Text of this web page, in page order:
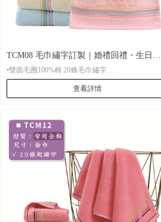
TCM08 毛巾繡字訂製｜婚禮回禮・生日繡
名小批量專用
•雙面毛圈100%棉 20條毛巾繡字
•材 質： 雙面毛圈100%棉
•尺 寸：固定尺寸35*75CM，圖中顏色選擇
•包 裝： 每條全新獨立OPP透明包裝，可按客人要
求選用特別禮品包裝
•貨 期： 常規7-15天左右貨期，繡花毛巾設有急單
•打 辦： 繡花可打辦。印刷打辦費用較貴
查看詳情